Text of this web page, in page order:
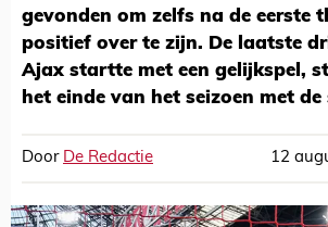
gevonden om zelfs na de eerste
positief over te zijn. De laatste
Ajax startte met een gelijkspel,
het einde van het seizoen met de
Door De Redactie 12